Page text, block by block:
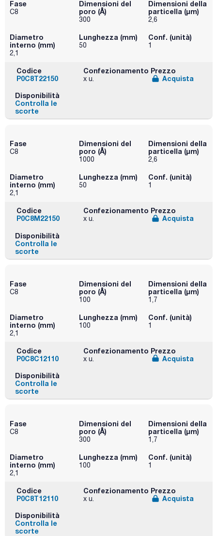
Fase
C8
Dimensioni del
poro (Å)
300
Dimensioni della
particella (μm)
2,6
Diametro
interno (mm)
2,1
Lunghezza (mm)
50
Conf. (unità)
1
Codice
P0C8T22150
Confezionamento
x u.
Prezzo
Acquista
Disponibilità
Controlla le
scorte
Fase
C8
Dimensioni del
poro (Å)
1000
Dimensioni della
particella (μm)
2,6
Diametro
interno (mm)
2,1
Lunghezza (mm)
50
Conf. (unità)
1
Codice
P0C8M22150
Confezionamento
x u.
Prezzo
Acquista
Disponibilità
Controlla le
scorte
Fase
C8
Dimensioni del
poro (Å)
100
Dimensioni della
particella (μm)
1,7
Diametro
interno (mm)
2,1
Lunghezza (mm)
100
Conf. (unità)
1
Codice
P0C8C12110
Confezionamento
x u.
Prezzo
Acquista
Disponibilità
Controlla le
scorte
Fase
C8
Dimensioni del
poro (Å)
300
Dimensioni della
particella (μm)
1,7
Diametro
interno (mm)
2,1
Lunghezza (mm)
100
Conf. (unità)
1
Codice
P0C8T12110
Confezionamento
x u.
Prezzo
Acquista
Disponibilità
Controlla le
scorte